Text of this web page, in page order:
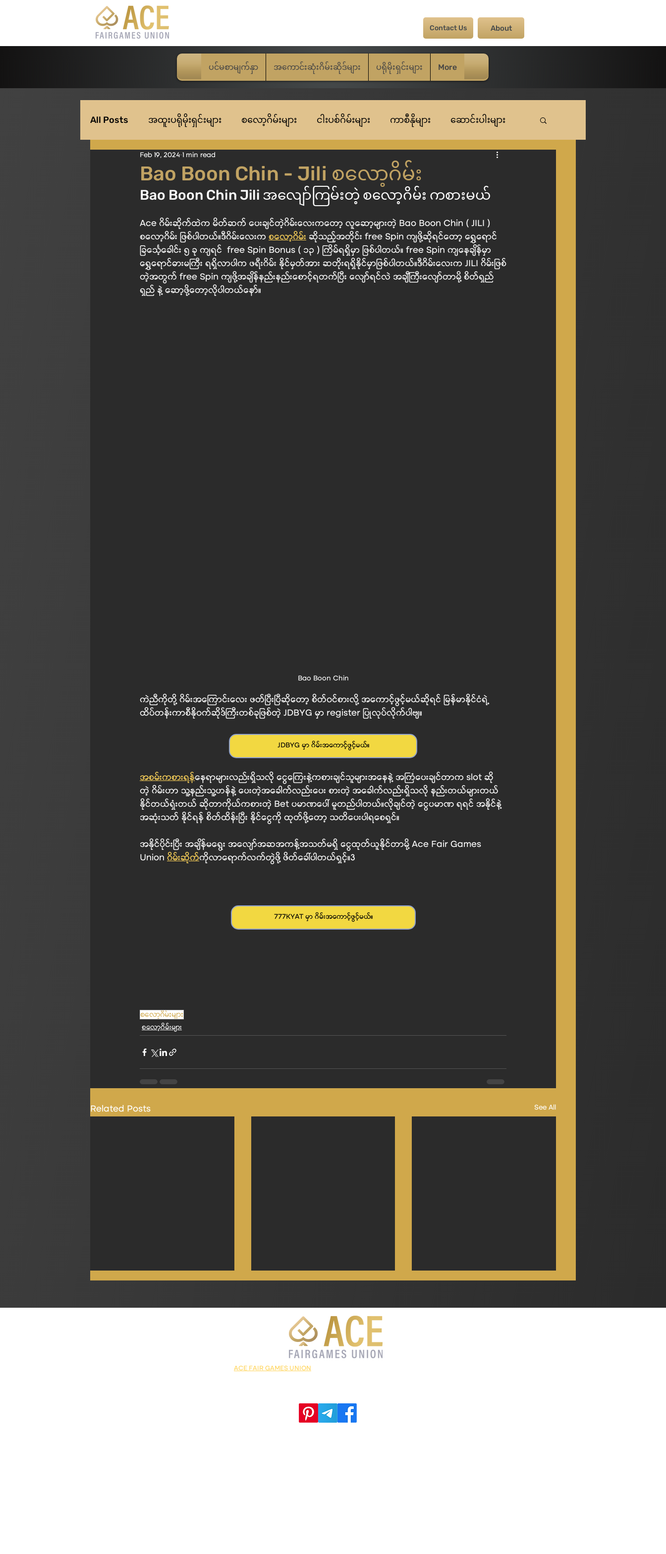
Contact Us About
ပင်မစာမျက်နှာ အကောင်းဆုံးဂိမ်းဆိုဒ်များ ပရိုမိုးရှင်းများ More
All Posts အထူးပရိုမိုးရှင်းများ စလော့ဂိမ်းများ ငါးပစ်ဂိမ်းများ ကာစီနိုများ ဆောင်းပါးများ
Bao Boon Chin - Jili စလော့ဂိမ်း
Feb 19, 2024 1 min read
Bao Boon Chin Jili အလျော်ကြမ်းတဲ့ စလော့ဂိမ်း ကစားမယ်
Ace ဂိမ်းဆိုက်ထဲက မိတ်ဆက် ပေးချင်တဲ့ဂိမ်းလေးကတော့ လူဆော့များတဲ့ Bao Boon Chin ( JILI )
စလော့ဂိမ်း ဖြစ်ပါတယ်။ဒီဂိမ်းလေးက စလော့ဂိမ်ဆိုသည့်အတိုင်း free Spin ကျဖို့ဆိုရင်တော့ ရွှေရောင်
‌ခြင်္သေ့ခေါင်း ၅ ခု ကျရင်  free Spin Bonus ( ၁၃ ) ကြိမ်ရရှိမှာ ဖြစ်ပါတယ်။ free Spin ကျနေချိန်မှာ
ရွှေရောင်ဓားမကြီး ရရှိလာပါက ဖရီးဂိမ်း နိုင်မှတ်အား ဆတိုးရရှိနိုင်မှာဖြစ်ပါတယ်။ဒီဂိမ်းလေးက JILI ဂိမ်းဖြစ်
တဲ့အတွက် free Spin ကျဖို့အချိန်နည်းနည်းစောင့်ရတက်ပြီး လျော်ရင်လဲ အချီကြီးလျော်တာမို့ စိတ်ရှည်
ရှည် နဲ့ ဆော့ဖို့တော့လိုပါတယ်နော်။
Bao Boon Chin
ကဲညီကိုတို့ ဂိမ်းအကြောင်းလေး ဖတ်ပြီးပြီဆိုတော့ စိတ်၀င်စားလို့ အကောင့်ဖွင့်မယ်ဆိုရင် မြန်မာနိုင်ငံရဲ့
ထိပ်တန်းကာစီနို၀က်ဆိုဒ်ကြီးတစ်ခုဖြစ်တဲ့ JDBYG မှာ register ပြုလုပ်လိုက်ပါဗျ။
JDBYG မှာ ဂိမ်းအကောင့်ဖွင့်မယ်။
အစမ်းကစားရန်နေရာများလည်းရှိသလို ငွေကြေးနဲ့ကစားချင်သူများအနေနဲ့ အကြံပေးချင်တာက slot ဆို
တဲ့ ဂိမ်းဟာ သူ့နည်းသူ့ဟန်နဲ့ ပေးတဲ့အခေါက်လည်းပေး စားတဲ့ အခေါက်လည်းရှိသလို နည်းတယ်များတယ်
နိုင်တယ်ရှံးတယ် ဆိုတာကိုယ်ကစားတဲ့ Bet ပမာဏပေါ် မူတည်ပါတယ်။လိုချင်တဲ့ ငွေပမာဏ ရရင် အနိုင်နဲ့
အဆုံးသတ် နိုင်ရန် စိတ်ထိန်းပြီး နိုင်ငွေကို ထုတ်ဖို့တော့ သတိပေးပါရစေရှင်။
အနိုင်ပိုင်းပြီး အချိန်မရွေး အလျော်အဆအကန့်အသတ်မရှိ ငွေထုတ်ယူနိုင်တာမို့ Ace Fair Games
Union ဂိမ်းဆိုက်ကိုလာရောက်လက်တွဲဖို့ ဖိတ်ခေါ်ပါတယ်ရှင့်။3
777KYAT မှာ ဂိမ်းအကောင့်ဖွင့်မယ်။
စလော့ဂိမ်းများ
စလော့ဂိမ်းများ
Related Posts See All
Slap it စလော့ဂိမ်း (KA
ACE FAIR GAMES UNION